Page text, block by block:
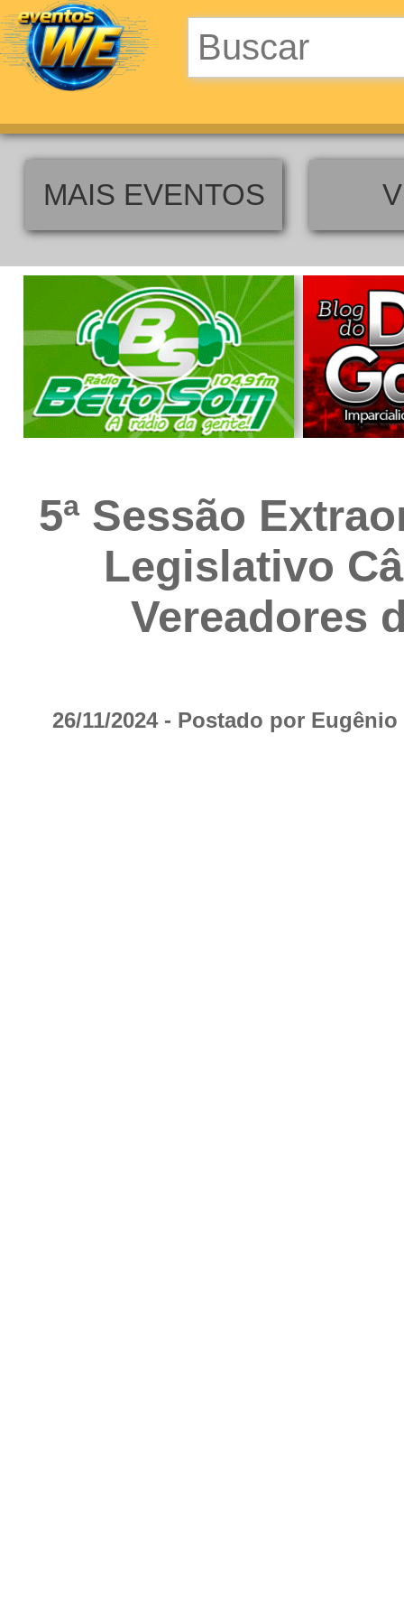
MAIS EVENTOS
5ª Sessão
Legislativo
Vereadores
26/11/2024 - Postado por Eugênio